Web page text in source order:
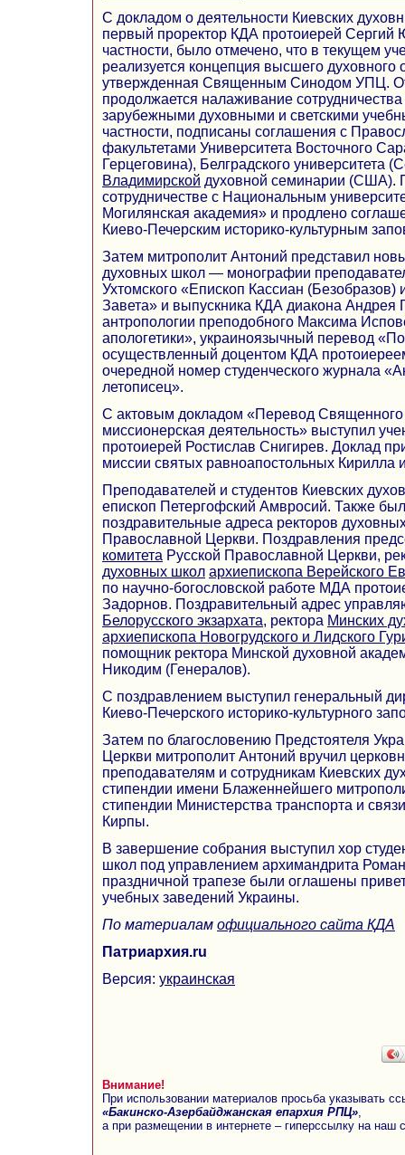
С докладом о деятельности Киевских
первый проректор КДА протоиерей Сергий
частности, было отмечено, что в текущем
реализуется концепция высшего духовного
утвержденная Священным Синодом УПЦ.
продолжается налаживание
зарубежными духовными и светскими
частности, подписаны соглашения с
факультетами Университета Восточного
Герцеговина), Белградского университета
Владимирской духовной семинарии (США).
сотрудничестве с Национальным
Могилянская академия» и продлено
Киево-Печерским историко-культурным
Затем митрополит Антоний представил
духовных школ — монографии
Ухтомского «Епископ Кассиан (Безобразов)
Завета» и выпускника КДА диакона Андрея
антропологии преподобного Максима
апологетики», украиноязычный перевод
осуществленный доцентом КДА
очередной номер студенческого журнала
летописец».
С актовым докладом «Перевод Священного
миссионерская деятельность» выступил
протоиерей Ростислав Снигирев. Доклад
миссии святых равноапостольных Кирилла
Преподавателей и студентов Киевских
епископ Петергофский Амвросий. Также
поздравительные адреса ректоров
Православной Церкви. Поздравления
комитета Русской Православной Церкви,
духовных школ архиепископа Верейского
по научно-богословской работе МДА
Задорнов. Поздравительный адрес
Белорусского экзархата, ректора Минских
архиепископа Новогрудского и Лидского
помощник ректора Минской духовной
Никодим (Генералов).
С поздравлением выступил генеральный
Киево-Печерского историко-культурного
Затем по благословению Предстоятеля
Церкви митрополит Антоний вручил
преподавателям и сотрудникам Киевских
стипендии имени Блаженнейшего
стипендии Министерства транспорта и
Кирпы.
В завершение собрания выступил хор
школ под управлением архимандрита
праздничной трапезе были оглашены
учебных заведений Украины.
По материалам официального сайта КДА
Патриархия.ru
Версия: украинская
Внимание!
При использовании материалов просьба указывать
«Бакинско-Азербайджанская епархия РПЦ»
а при размещении в интернете – гиперссылку на наш